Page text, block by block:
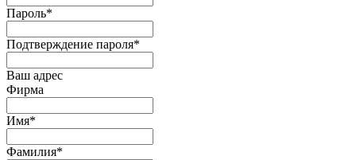
Пароль*
Подтверждение пароля*
Ваш адрес
Фирма
Имя*
Фамилия*